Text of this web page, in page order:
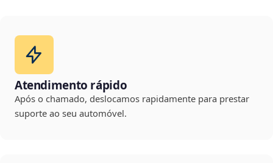
Atendimento rápido
Após o chamado, deslocamos rapidamente para prestar
suporte ao seu automóvel.